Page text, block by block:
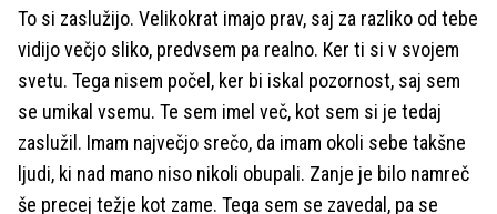
To si zaslužijo. Velikokrat imajo prav, saj za razliko od tebe
vidijo večjo sliko, predvsem pa realno. Ker ti si v svojem
svetu. Tega nisem počel, ker bi iskal pozornost, saj sem
se umikal vsemu. Te sem imel več, kot sem si je tedaj
zaslužil. Imam največjo srečo, da imam okoli sebe takšne
ljudi, ki nad mano niso nikoli obupali. Zanje je bilo namreč
še precej težje kot zame. Tega sem se zavedal, pa se